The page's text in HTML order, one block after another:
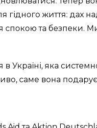
гідного життя: дах
спокою та безпеки.
Україні, яка
саме вона